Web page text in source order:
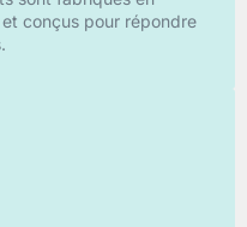
conçus pour répondre